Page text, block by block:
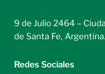
9 de Julio 2464 –
de Santa Fe, Argentina.
Redes Sociales